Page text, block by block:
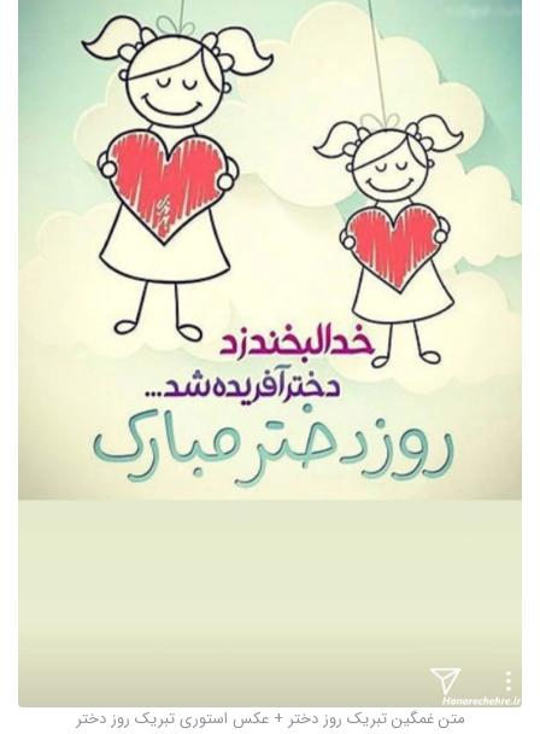
متن غمگین تبریک روز دختر + عکس استوری تبریک روز دختر